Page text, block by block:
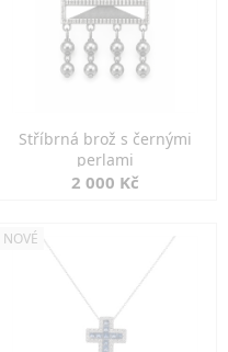
Stříbrná brož s černými
perlami
2 000 Kč
NOVÉ